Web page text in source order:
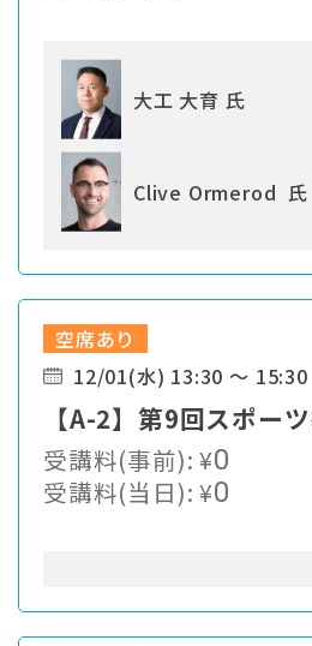
大工 大育 氏
Clive Ormerod 氏
空席あり
12/01(水) 13:30 ～ 15:30
【A-2】第9回スポー
受講料(事前):¥0
受講料(当日):¥0